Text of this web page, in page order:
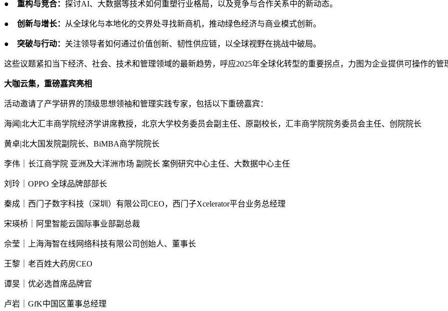
● 重构与竞合： 探讨AI、大数据等技术如何重塑行业格局，以及竞争与合作关系中的新动态。
● 创新与增长： 从全球化与本地化的交界处寻找新商机，推动绿色经济与商业模式创新。
● 突破与行动： 关注领导者如何通过价值创新、韧性供应链，以全球视野在挑战中破局。
这些议题紧扣当下经济、社会、技术和管理领域的最新趋势，呼应2025年全球化转型的重要拐点，力图为企业提供可操作的管
大咖云集，重磅嘉宾亮相
活动邀请了产学研界的顶级思想领袖和管理实践专家，包括以下重磅嘉宾：
海闻|北大汇丰商学院经济学讲席教授，北京大学校务委员会副主任、原副校长，汇丰商学院院务委员会主任、创院院长
黄卓|北大国发院副院长、BiMBA商学院院长
李伟｜长江商学院 亚洲及大洋洲市场 副院长 案例研究中心主任、大数据中心主任
刘玲｜OPPO 全球品牌部部长
秦成｜西门子数字科技（深圳）有限公司CEO，西门子Xcelerator平台业务总经理
宋瑛桥｜阿里智能云国际事业部副总裁
佘莹｜上海海智在线网络科技有限公司创始人、董事长
王黎｜老百姓大药房CEO
谭旻｜优必选首席品牌官
卢岩｜GfK中国区董事总经理